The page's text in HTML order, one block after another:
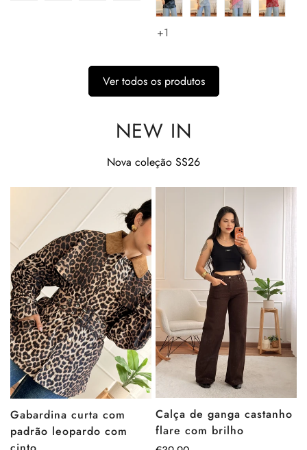
+1
Ver todos os produtos
NEW IN
Nova coleção SS26
Gabardina curta com
padrão leopardo com
Calça de ganga castanho
flare com brilho